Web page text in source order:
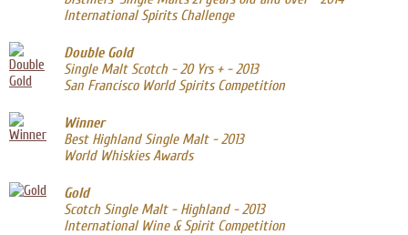
International Spirits Challenge
Double Gold
Single Malt Scotch - 20 Yrs + - 2013
San Francisco World Spirits Competition
Winner
Best Highland Single Malt - 2013
World Whiskies Awards
Gold
Scotch Single Malt - Highland - 2013
International Wine & Spirit Competition